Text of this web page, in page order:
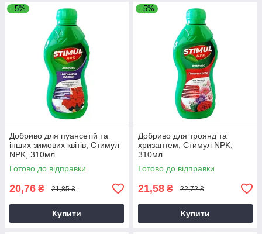
–5%
Добриво для пуансетій та
інших зимових квітів, Стимул
NPK, 310мл
Готово до відправки
20,76 ₴ 21,85 ₴
Купити
–5%
Добриво для троянд та
хризантем, Стимул NPK,
310мл
Готово до відправки
21,58 ₴ 22,72 ₴
Купити